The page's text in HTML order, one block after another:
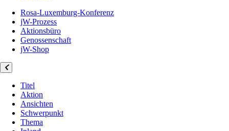
Rosa-Luxemburg-Konferenz
jW-Prozess
Aktionsbüro
Genossenschaft
jW-Shop
Titel
Aktion
Ansichten
Schwerpunkt
Thema